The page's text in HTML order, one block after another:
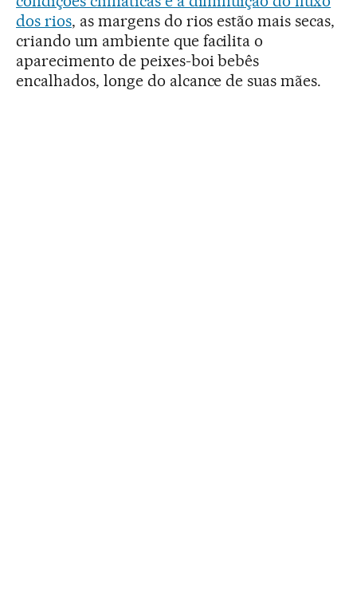
dos rios, as margens do rios estão mais secas,
criando um ambiente que facilita o
aparecimento de peixes-boi bebês
encalhados, longe do alcance de suas mães.